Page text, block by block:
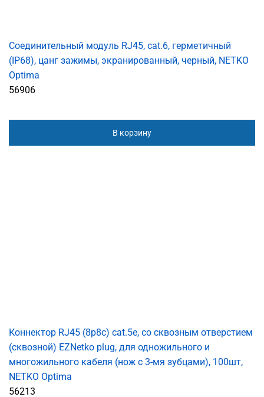
Соединительный модуль RJ45, cat.6, герметичный
(IP68), цанг зажимы, экранированный, черный, NETKO
Optima
56906
В корзину
Коннектор RJ45 (8p8c) cat.5е, со сквозным отверстием
(сквозной) EZNetko plug, для одножильного и
многожильного кабеля (нож с 3-мя зубцами), 100шт,
NETKO Optima
56213